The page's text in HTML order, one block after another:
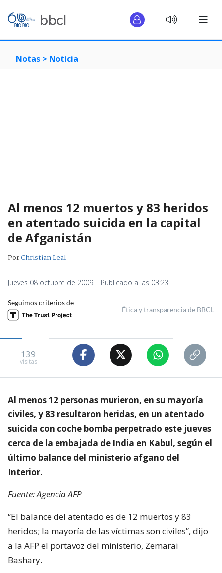
Notas > Noticia
Al menos 12 muertos y 83 heridos
en atentado suicida en la capital
de Afganistán
PorChristian Leal
Jueves 08 octubre de 2009 | Publicado a las 03:23
Seguimos criterios de
Ética y transparencia de BBCL
139
visitas
Al menos 12 personas murieron, en su mayoría
civiles, y 83 resultaron heridas, en un atentado
suicida con coche bomba perpetrado este jueves
cerca de la embajada de India en Kabul, según el
último balance del ministerio afgano del
Interior.
Fuente: Agencia AFP
“El balance del atentado es de 12 muertos y 83
heridos; la mayoría de las víctimas son civiles”, dijo
a la AFP el portavoz del ministerio, Zemarai
Bashary.